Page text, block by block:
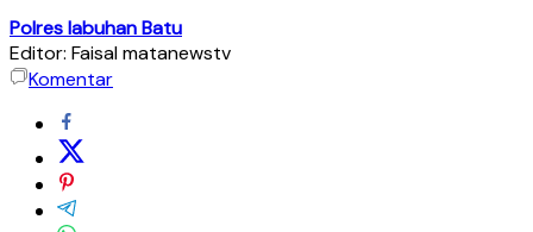
Polres labuhan Batu
Editor: Faisal matanewstv
Komentar